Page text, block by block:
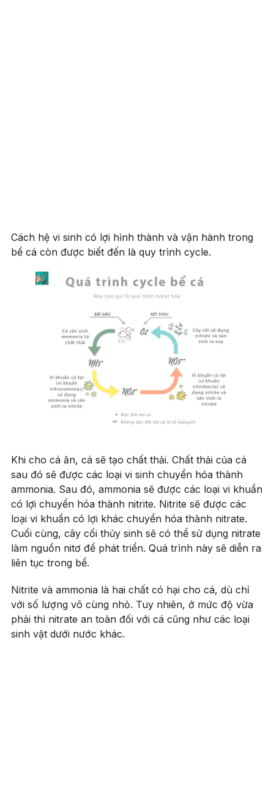
Cách hệ vi sinh có lợi hình thành và vận hành trong
bể cá còn được biết đến là quy trình cycle.
Khi cho cá ăn, cá sẽ tạo chất thải. Chất thải của cá
sau đó sẽ được các loại vi sinh chuyển hóa thành
ammonia. Sau đó, ammonia sẽ được các loại vi khuẩn
có lợi chuyển hóa thành nitrite. Nitrite sẽ được các
loại vi khuẩn có lợi khác chuyển hóa thành nitrate.
Cuối cùng, cây cối thủy sinh sẽ có thể sử dụng nitrate
làm nguồn nitơ để phát triển. Quá trình này sẽ diễn ra
liên tục trong bể.
Nitrite và ammonia là hai chất có hại cho cá, dù chỉ
với số lượng vô cùng nhỏ. Tuy nhiên, ở mức độ vừa
phải thì nitrate an toàn đối với cá cũng như các loại
sinh vật dưới nước khác.